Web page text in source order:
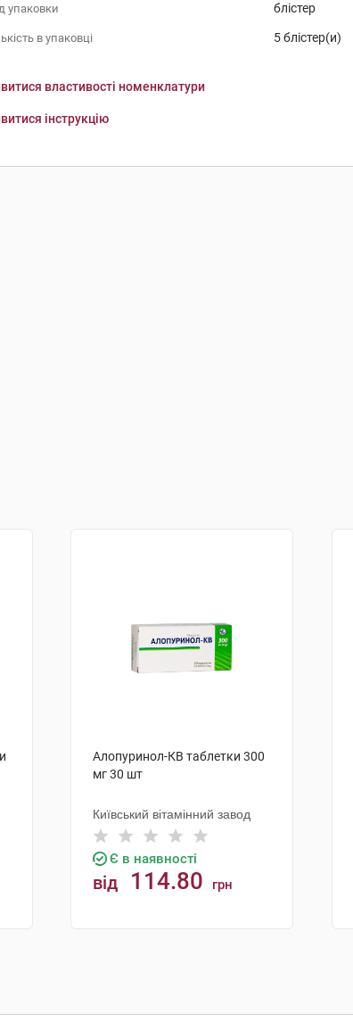
упаковки блістер
в упаковці 5 блістер(и)
властивості номенклатури
інструкцію
Алопуринол-КВ таблетки 300
мг 30 шт
Київський вітамінний завод
Є в наявності
від 114.80 грн